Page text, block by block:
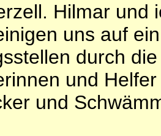
Hilmar und
uns auf
durch
und
und